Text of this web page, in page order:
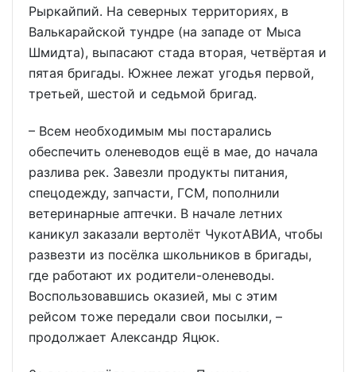
Рыркайпий. На северных территориях, в
Валькарайской тундре (на западе от Мыса
Шмидта), выпасают стада вторая, четвёртая и
пятая бригады. Южнее лежат угодья первой,
третьей, шестой и седьмой бригад.
– Всем необходимым мы постарались
обеспечить оленеводов ещё в мае, до начала
разлива рек. Завезли продукты питания,
спецодежду, запчасти, ГСМ, пополнили
ветеринарные аптечки. В начале летних
каникул заказали вертолёт ЧукотАВИА, чтобы
развезти из посёлка школьников в бригады,
где работают их родители-оленеводы.
Воспользовавшись оказией, мы с этим
рейсом тоже передали свои посылки, –
продолжает Александр Яцюк.